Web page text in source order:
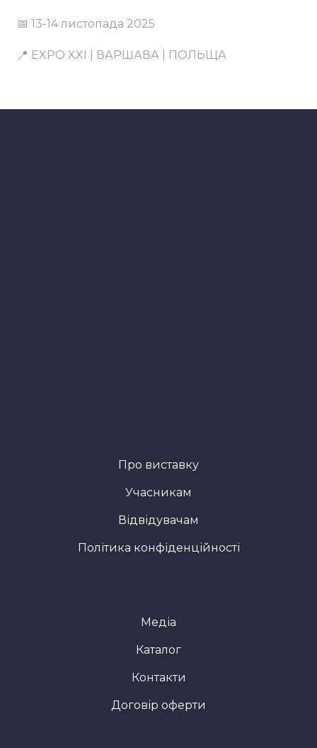
📅 13-14 листопада 2025
📍 EXPO XXI | ВАРШАВА | ПОЛЬЩА
Про виставку
Учасникам
Відвідувачам
Політика конфіденційності
Медіа
Каталог
Контакти
Договір оферти